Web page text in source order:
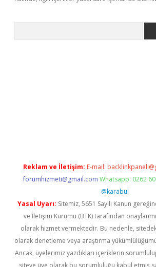
Reklam ve İletişim: E-mail:
forumhizmeti@gmail.com Whatsapp: 0262
@karabul
Yasal Uyarı: Sitemiz, 5651 Sayılı Kanun
ve İletişim Kurumu (BTK) tarafından
olarak hizmet vermektedir. Bu nedenle,
olarak denetleme veya araştırma
Ancak, üyelerimiz yazdıkları içeriklerin
siteye üye olarak bu sorumluluğu kabul etmiş